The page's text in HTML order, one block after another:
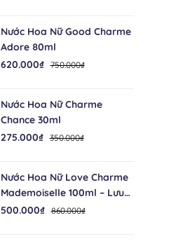
Nước Hoa Nữ Good Charme
Adore 80ml
620.000₫ 750.000₫
Nước Hoa Nữ Charme
Chance 30ml
275.000₫ 350.000₫
Nước Hoa Nữ Love Charme
Mademoiselle 100ml – Lưu
Hương 12 Giờ
500.000₫ 860.000₫